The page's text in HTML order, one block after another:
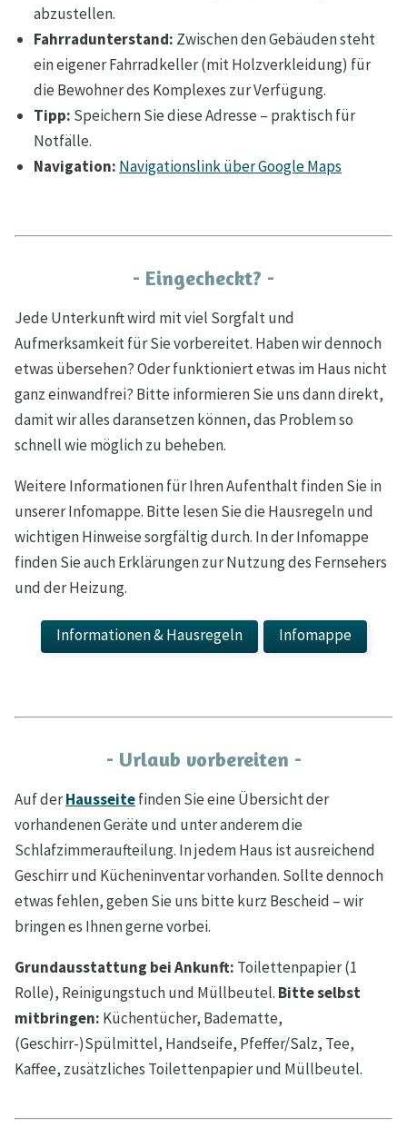
abzustellen.
Fahrradunterstand: Zwischen den Gebäuden steht
ein eigener Fahrradkeller (mit Holzverkleidung) für
die Bewohner des Komplexes zur Verfügung.
Tipp: Speichern Sie diese Adresse – praktisch für
Notfälle.
Navigation: Navigationslink über Google Maps
- Eingecheckt? -
Jede Unterkunft wird mit viel Sorgfalt und
Aufmerksamkeit für Sie vorbereitet. Haben wir dennoch
etwas übersehen? Oder funktioniert etwas im Haus nicht
ganz einwandfrei? Bitte informieren Sie uns dann direkt,
damit wir alles daransetzen können, das Problem so
schnell wie möglich zu beheben.
Weitere Informationen für Ihren Aufenthalt finden Sie in
unserer Infomappe. Bitte lesen Sie die Hausregeln und
wichtigen Hinweise sorgfältig durch. In der Infomappe
finden Sie auch Erklärungen zur Nutzung des Fernsehers
und der Heizung.
Informationen & Hausregeln Infomappe
- Urlaub vorbereiten -
Auf derHausseitefinden Sie eine Übersicht der
vorhandenen Geräte und unter anderem die
Schlafzimmeraufteilung. In jedem Haus ist ausreichend
Geschirr und Kücheninventar vorhanden. Sollte dennoch
etwas fehlen, geben Sie uns bitte kurz Bescheid – wir
bringen es Ihnen gerne vorbei.
Grundausstattung bei Ankunft: Toilettenpapier (1
Rolle), Reinigungstuch und Müllbeutel. Bitte selbst
mitbringen: Küchentücher, Badematte,
(Geschirr-)Spülmittel, Handseife, Pfeffer/Salz, Tee,
Kaffee, zusätzliches Toilettenpapier und Müllbeutel.